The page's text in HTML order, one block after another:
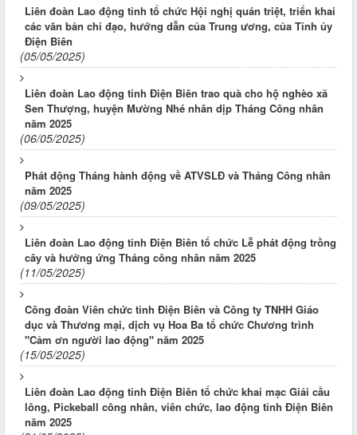
Liên đoàn Lao động tỉnh tổ chức Hội nghị quán triệt, triển khai
các văn bản chỉ đạo, hướng dẫn của Trung ương, của Tỉnh ủy
Điện Biên
(05/05/2025)
Liên đoàn Lao động tỉnh Điện Biên trao quà cho hộ nghèo xã
Sen Thượng, huyện Mường Nhé nhân dịp Tháng Công nhân
năm 2025
(06/05/2025)
Phát động Tháng hành động về ATVSLĐ và Tháng Công nhân
năm 2025
(09/05/2025)
Liên đoàn Lao động tỉnh Điện Biên tổ chức Lễ phát động trồng
cây và hưởng ứng Tháng công nhân năm 2025
(11/05/2025)
Công đoàn Viên chức tỉnh Điện Biên và Công ty TNHH Giáo
dục và Thương mại, dịch vụ Hoa Ba tổ chức Chương trình
"Cảm ơn người lao động" năm 2025
(15/05/2025)
Liên đoàn Lao động tỉnh Điện Biên tổ chức khai mạc Giải cầu
lông, Pickeball công nhân, viên chức, lao động tỉnh Điện Biên
năm 2025